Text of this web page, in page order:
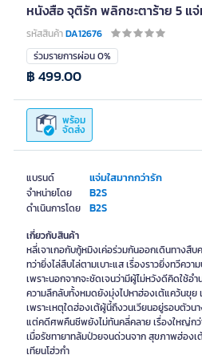
หนังสือ จุติรัก พลิกชะตาร้าย 5 แ
รหัสสินค้าDA12676
แบรนด์ แจ่มใสมากกว่ารัก
จำหน่ายโดย B2S
ดำเนินการโดย B2S
ร่วมรายการผ่อน 0%
พร้อม
จัดส่ง
฿ 499.00
เกี่ยวกับสินค้า
หลี่เจาเกอกับกู้หมิงเค่อร่วมกันออกเดินทางสื
ทว่ายิ่งไล่สืบไล่ตามเบาะแส เรื่องราวยิ่งทวีควา
เพราะนอกจากจะชัดเจนว่ามีผู้ไม่หวังดีคิดใช้อ
ความลึกลับทั้งหมดยังมุ่งไปหาฮ่องเต้แคว้นขุย เ
เพราะเหตุใดฮ่องเต้ผู้นี้ถึงวนเวียนอยู่รอบตัวน
แต่คดีศพคืนชีพยังไม่ทันคลี่คลาย เรื่องใหญ่กว่
เมื่อรัชทายาทล้มป่วยจนด่วนจาก สุขภาพฮ่อง
เทียนโฮ่วกำ